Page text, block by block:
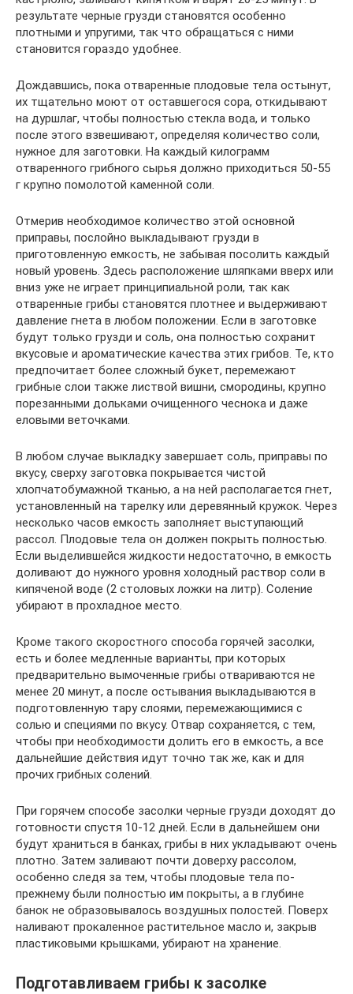
результате черные грузди становятся особенно
плотными и упругими, так что обращаться с ними
становится гораздо удобнее.
Дождавшись, пока отваренные плодовые тела остынут,
их тщательно моют от оставшегося сора, откидывают
на дуршлаг, чтобы полностью стекла вода, и только
после этого взвешивают, определяя количество соли,
нужное для заготовки. На каждый килограмм
отваренного грибного сырья должно приходиться 50-55
г крупно помолотой каменной соли.
Отмерив необходимое количество этой основной
приправы, послойно выкладывают грузди в
приготовленную емкость, не забывая посолить каждый
новый уровень. Здесь расположение шляпками вверх или
вниз уже не играет принципиальной роли, так как
отваренные грибы становятся плотнее и выдерживают
давление гнета в любом положении. Если в заготовке
будут только грузди и соль, она полностью сохранит
вкусовые и ароматические качества этих грибов. Те, кто
предпочитает более сложный букет, перемежают
грибные слои также листвой вишни, смородины, крупно
порезанными дольками очищенного чеснока и даже
еловыми веточками.
В любом случае выкладку завершает соль, приправы по
вкусу, сверху заготовка покрывается чистой
хлопчатобумажной тканью, а на ней располагается гнет,
установленный на тарелку или деревянный кружок. Через
несколько часов емкость заполняет выступающий
рассол. Плодовые тела он должен покрыть полностью.
Если выделившейся жидкости недостаточно, в емкость
доливают до нужного уровня холодный раствор соли в
кипяченой воде (2 столовых ложки на литр). Соление
убирают в прохладное место.
Кроме такого скоростного способа горячей засолки,
есть и более медленные варианты, при которых
предварительно вымоченные грибы отвариваются не
менее 20 минут, а после остывания выкладываются в
подготовленную тару слоями, перемежающимися с
солью и специями по вкусу. Отвар сохраняется, с тем,
чтобы при необходимости долить его в емкость, а все
дальнейшие действия идут точно так же, как и для
прочих грибных солений.
При горячем способе засолки черные грузди доходят до
готовности спустя 10-12 дней. Если в дальнейшем они
будут храниться в банках, грибы в них укладывают очень
плотно. Затем заливают почти доверху рассолом,
особенно следя за тем, чтобы плодовые тела по-
прежнему были полностью им покрыты, а в глубине
банок не образовывалось воздушных полостей. Поверх
наливают прокаленное растительное масло и, закрыв
пластиковыми крышками, убирают на хранение.
Подготавливаем грибы к засолке